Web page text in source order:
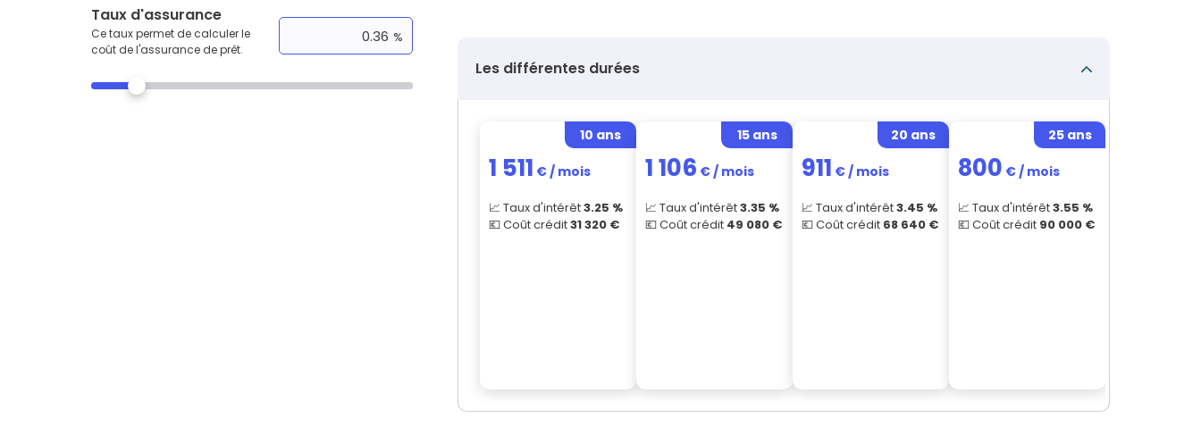
Taux d'assurance
Ce taux permet de calculer le
coût de l'assurance de prêt.
%
Les différentes durées
10 ans
1 511 € / mois
📈 Taux d'intérêt3.25 %
💶 Coût crédit31 320 €
15 ans
1 106 € / mois
📈 Taux d'intérêt3.35 %
💶 Coût crédit 49 080 €
20 ans
911 € / mois
📈 Taux d'intérêt3.45 %
💶 Coût crédit 68 640 €
25 ans
800 € / mois
📈 Taux d'intérêt3.55 %
💶 Coût crédit 90 000 €